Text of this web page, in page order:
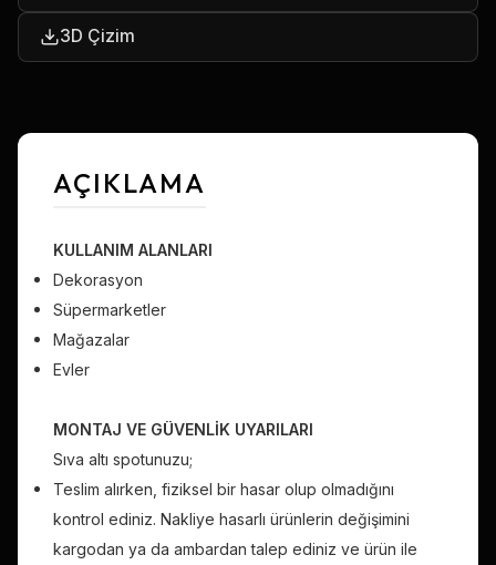
3D Çizim
AÇIKLAMA
KULLANIM ALANLARI
Dekorasyon
Süpermarketler
Mağazalar
Evler
MONTAJ VE GÜVENLİK UYARILARI
Sıva altı spotunuzu;
Teslim alırken, fiziksel bir hasar olup olmadığını
kontrol ediniz. Nakliye hasarlı ürünlerin değişimini
kargodan ya da ambardan talep ediniz ve ürün ile